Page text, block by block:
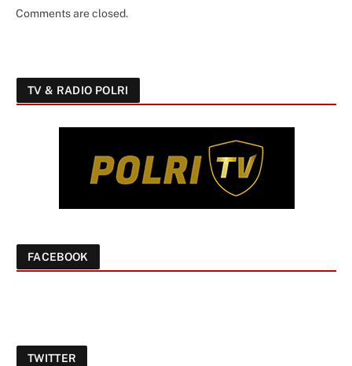
Comments are closed.
TV & RADIO POLRI
FACEBOOK
TWITTER